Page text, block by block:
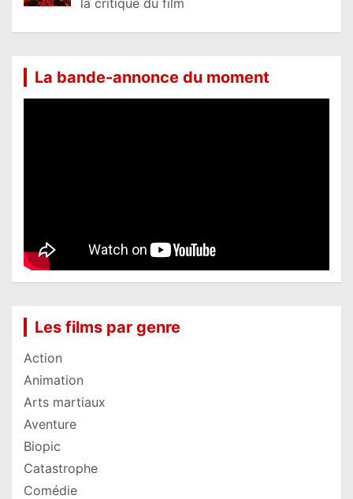
La bande-annonce du moment
Les films par genre
Action
Animation
Arts martiaux
Aventure
Biopic
Catastrophe
Comédie